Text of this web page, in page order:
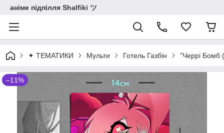
аніме підпілля Shalfiki ツ
✦ ТЕМАТИКИ Мульти Готель Газбін "Черрі Бомб
–11%